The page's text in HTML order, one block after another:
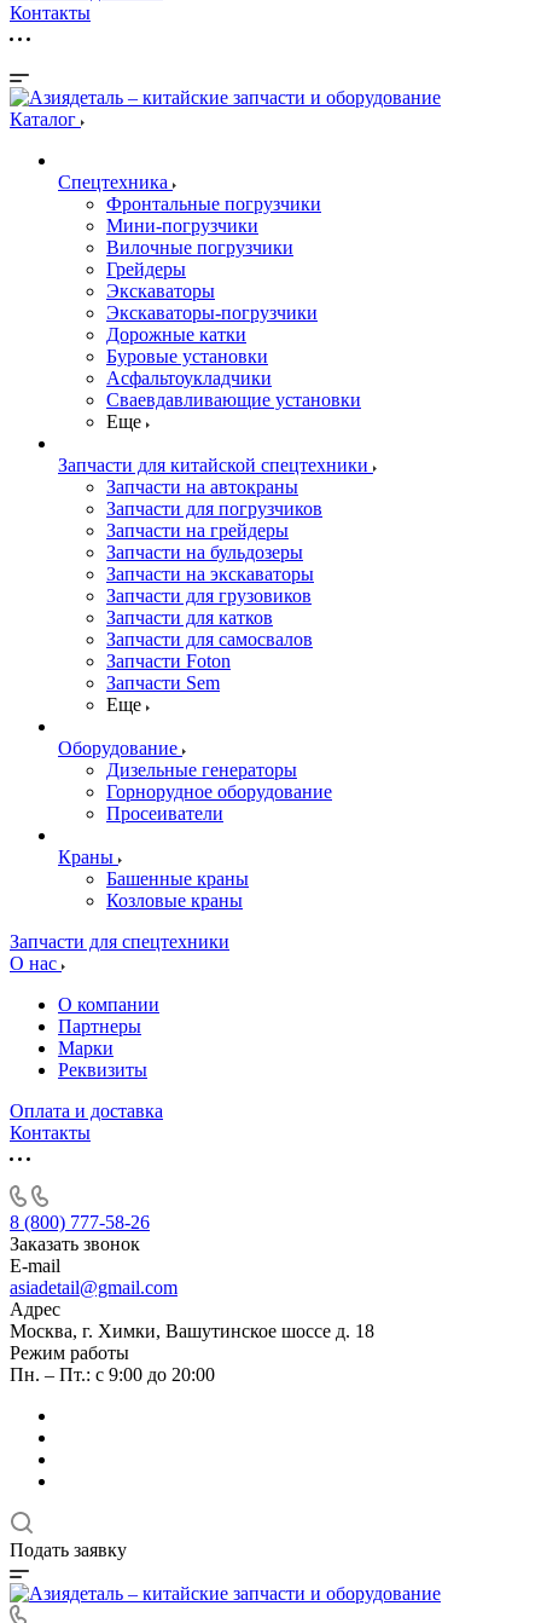
Контакты
Каталог
Спецтехника
Фронтальные погрузчики
Мини-погрузчики
Вилочные погрузчики
Грейдеры
Экскаваторы
Экскаваторы-погрузчики
Дорожные катки
Буровые установки
Асфальтоукладчики
Сваевдавливающие установки
Еще
Запчасти для китайской спецтехники
Запчасти на автокраны
Запчасти для погрузчиков
Запчасти на грейдеры
Запчасти на бульдозеры
Запчасти на экскаваторы
Запчасти для грузовиков
Запчасти для катков
Запчасти для самосвалов
Запчасти Foton
Запчасти Sem
Еще
Оборудование
Дизельные генераторы
Горнорудное оборудование
Просеиватели
Краны
Башенные краны
Козловые краны
Запчасти для спецтехники
О нас
О компании
Партнеры
Марки
Реквизиты
Оплата и доставка
Контакты
8 (800) 777-58-26
Заказать звонок
E-mail
asiadetail@gmail.com
Адрес
Москва, г. Химки, Вашутинское шоссе д. 18
Режим работы
Пн. – Пт.: с 9:00 до 20:00
Подать заявку